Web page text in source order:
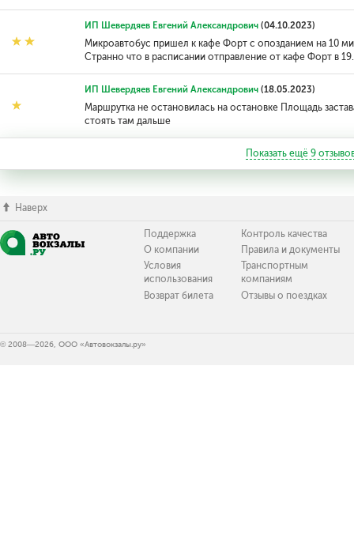
ИП Шевердяев Евгений Александрович(04.10.2023)
Микроавтобус пришел к кафе Форт с опозданием на 10
Странно что в расписании отправление от кафе Форт в
ИП Шевердяев Евгений Александрович(18.05.2023)
Маршрутка не остановилась на остановке Площадь
стоять там дальше
Показать ещё 9
Наверх
Поддержка
О компании
Условия
использования
Возврат билета
Контроль качества
Правила и документы
Транспортным
компаниям
Отзывы о поездках
© 2008—2026, ООО «Автовокзалы.ру»